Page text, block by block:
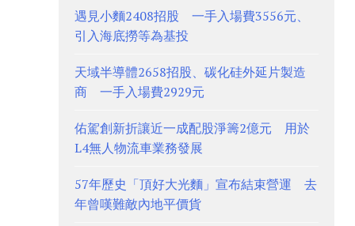
遇見小麵2408招股 一手入場費3556元、
引入海底撈等為基投
天域半導體2658招股、碳化硅外延片製造
商 一手入場費2929元
佑駕創新折讓近一成配股淨籌2億元 用於
L4無人物流車業務發展
57年歷史「頂好大光麵」宣布結束營運 去
年曾嘆難敵內地平價貨